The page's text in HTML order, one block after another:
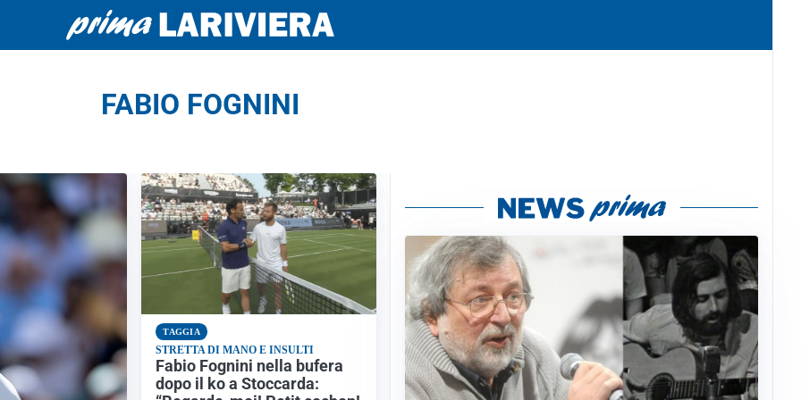
FABIO FOGNINI
TAGGIA
STRETTA DI MANO E INSULTI
Fabio Fognini nella bufera
dopo il ko a Stoccarda: